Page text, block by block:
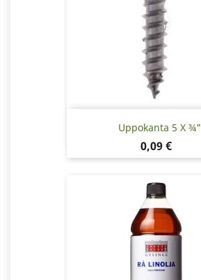
Uppokanta 5 X ¾"
Hinta
0,09 €